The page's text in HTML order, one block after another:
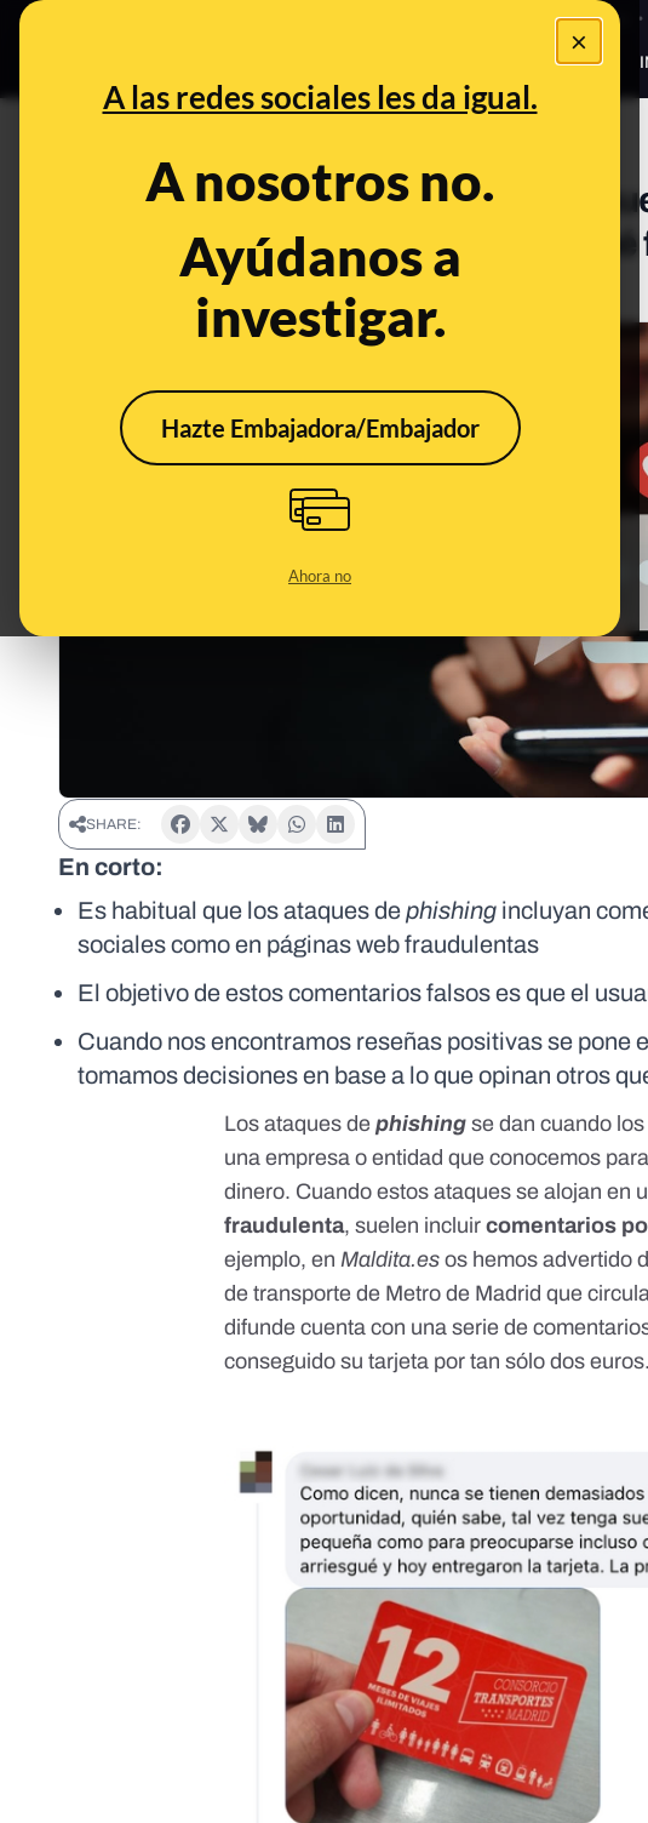
×
A las redes sociales les da igual.
A nosotros no.
Ayúdanos a
investigar.
Hazte Embajadora/Embajador
Ahora no
Bulos Ceuta •
PREBUNKING
Por qué los ataques de 'phishing'
positivas de otros usuarios y en
SHARE:
En corto:
Es habitual que los ataques dephishing incluyan
sociales como en páginas web fraudulentas
El objetivo de estos comentarios falsos es que el
Cuando nos encontramos reseñas positivas se pone
tomamos decisiones en base a lo que opinan otros
Los ataques dephishing se dan cuando
una empresa o entidad que conocemos
dinero. Cuando estos ataques se alojan en
fraudulenta, suelen incluircomentarios
ejemplo, enMaldita.es os hemos advertido
de transporte de Metro de Madrid que
difunde cuenta con una serie de
conseguido su tarjeta por tan sólo dos euros.